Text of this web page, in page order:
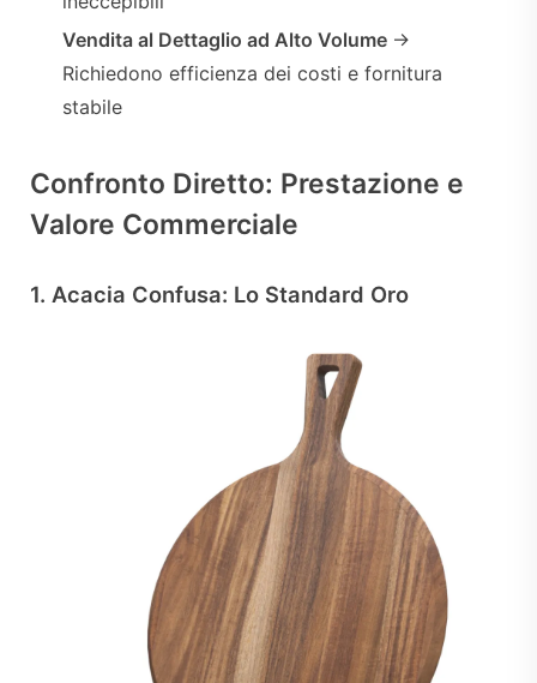
Vendita al Dettaglio ad Alto Volume →
Richiedono efficienza dei costi e fornitura
stabile
Confronto Diretto: Prestazione e
Valore Commerciale
1. Acacia Confusa: Lo Standard Oro